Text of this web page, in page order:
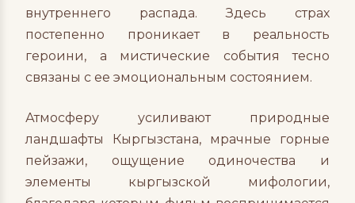
внутреннего распада. Здесь страх
постепенно проникает в реальность
героини, а мистические события тесно
связаны с ее эмоциональным состоянием.
Атмосферу усиливают природные
ландшафты Кыргызстана, мрачные горные
пейзажи, ощущение одиночества и
элементы кыргызской мифологии,